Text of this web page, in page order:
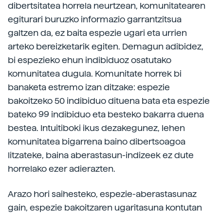
dibertsitatea horrela neurtzean, komunitatearen
egiturari buruzko informazio garrantzitsua
galtzen da, ez baita espezie ugari eta urrien
arteko bereizketarik egiten. Demagun adibidez,
bi espezieko ehun indibiduoz osatutako
komunitatea dugula. Komunitate horrek bi
banaketa estremo izan ditzake: espezie
bakoitzeko 50 indibiduo dituena bata eta espezie
bateko 99 indibiduo eta besteko bakarra duena
bestea. Intuitiboki ikus dezakegunez, lehen
komunitatea bigarrena baino dibertsoagoa
litzateke, baina aberastasun-indizeek ez dute
horrelako ezer adierazten.
Arazo hori saihesteko, espezie-aberastasunaz
gain, espezie bakoitzaren ugaritasuna kontutan